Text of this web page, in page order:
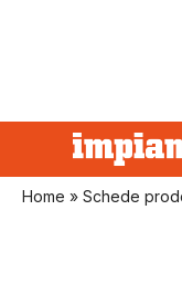
Home » Schede